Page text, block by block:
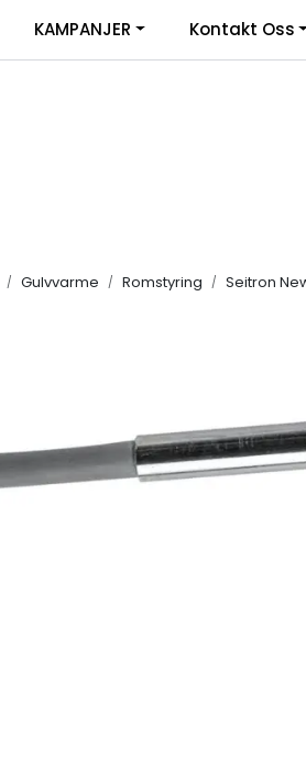
transportskade & reklamasjonsskjema
KAMPANJER Kontakt Oss
Gulvvarme Romstyring Seitron